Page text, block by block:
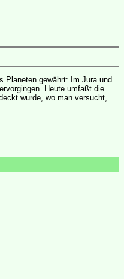
Planeten gewährt: Im Jura und
Heute umfaßt die
wurde, wo man versucht,